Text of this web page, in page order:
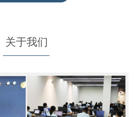
关于我们